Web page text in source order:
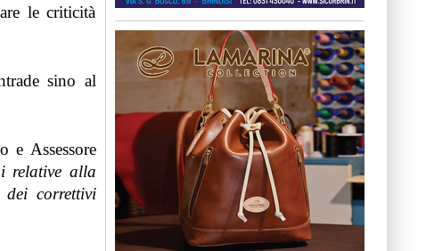
le criticità
sino al
e Assessore
relative alla
correttivi